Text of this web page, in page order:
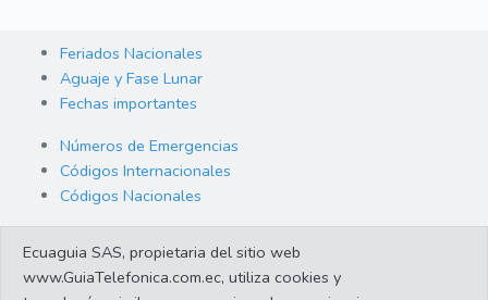
Feriados Nacionales
Aguaje y Fase Lunar
Fechas importantes
Números de Emergencias
Códigos Internacionales
Códigos Nacionales
Cambio de Divisas
Enlaces de interes
Ecuaguia SAS, propietaria del sitio web
www.GuiaTelefonica.com.ec, utiliza cookies y